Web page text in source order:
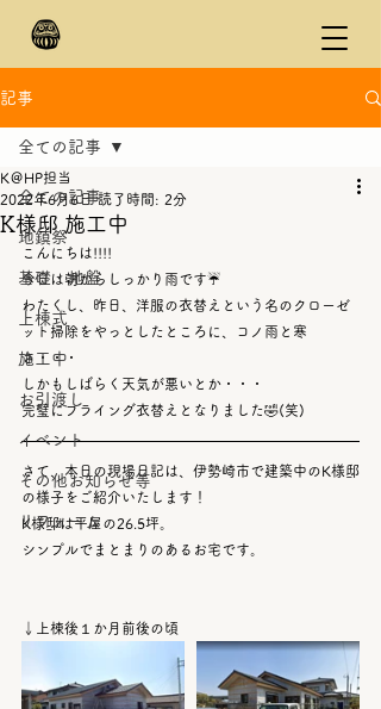
記事
全ての記事
地鎮祭
基礎・地盤
上棟式
施工中
お引渡し
イベント
その他お知らせ等
リフォーム
全ての記事
K様邸 施工中
K＠HP担当
2022年6月6日 読了時間: 2分
こんにちは!!!!
今日は朝からしっかり雨です☔
わたくし、昨日、洋服の衣替えという名のクローゼ
ット掃除をやっとしたところに、コノ雨と寒
さ・・・
しかもしばらく天気が悪いとか・・・
完璧にフライング衣替えとなりました🤣(笑)
さて、本日の現場日記は、伊勢崎市で建築中のK様邸
の様子をご紹介いたします！
K様邸は平屋の26.5坪。
シンプルでまとまりのあるお宅です。
↓上棟後１か月前後の頃